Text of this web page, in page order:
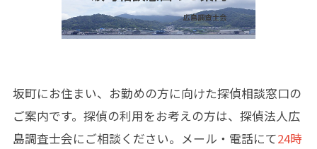
坂町にお住まい、お勤めの方に向けた探偵相談窓口の
ご案内です。探偵の利用をお考えの方は、探偵法人広
島調査士会にご相談ください。メール・電話にて24時